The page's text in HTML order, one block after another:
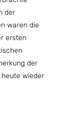
der
waren die
ersten
der
heute wieder